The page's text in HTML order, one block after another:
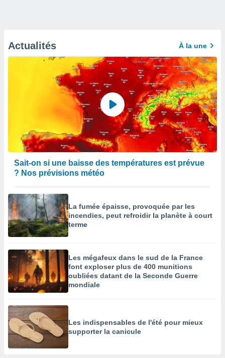
Actualités À la une
Sait-on si une baisse des températures est prévue
? Nos prévisions météo
La fumée épaisse, provoquée par les
incendies, peut refroidir la planète à court
terme
Les mégafeux dans le sud de la France
font exploser plus de 400 munitions
oubliées datant de la Seconde Guerre
mondiale
Les indispensables de l'été pour mieux
supporter la canicule